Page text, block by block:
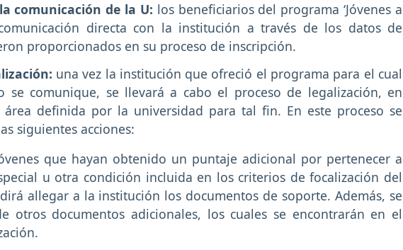
comunicación de la U: los beneficiarios del programa ‘Jóvenes a
directa con la institución a través de los datos de
proporcionados en su proceso de inscripción.
una vez la institución que ofreció el programa para el cual
se comunique, se llevará a cabo el proceso de legalización, en
definida por la universidad para tal fin. En este proceso se
siguientes acciones:
que hayan obtenido un puntaje adicional por pertenecer a
u otra condición incluida en los criterios de focalización del
allegar a la institución los documentos de soporte. Además, se
otros documentos adicionales, los cuales se encontrarán en el